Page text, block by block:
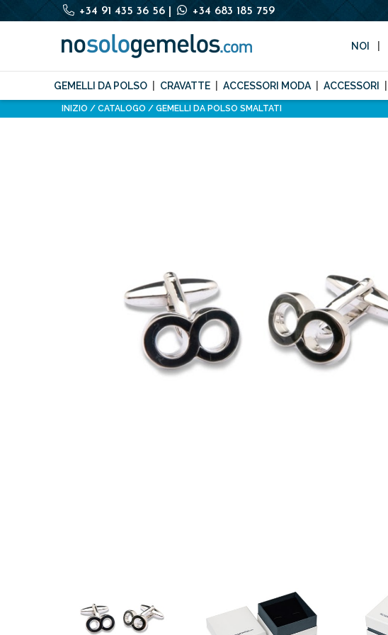
+34 91 435 36 56 +34 683 185 759
NOI
GEMELLI DA POLSO CRAVATTE ACCESSORI MODA ACCESSORI
INIZIO CATALOGO GEMELLI DA POLSO SMALTATI